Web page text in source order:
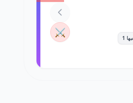
1
⚔️